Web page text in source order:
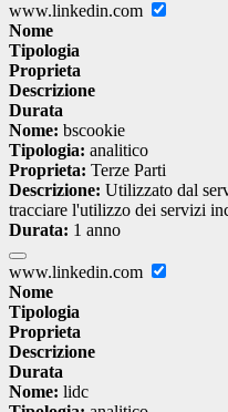
www.linkedin.com
Nome
Tipologia
Proprieta
Descrizione
Durata
Nome: bscookie
Tipologia: analitico
Proprieta: Terze Parti
Descrizione: Utilizzato dal
tracciare l'utilizzo dei servizi
Durata: 1 anno
www.linkedin.com
Nome
Tipologia
Proprieta
Descrizione
Durata
Nome: lidc